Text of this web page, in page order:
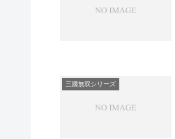
三國無双シリーズ